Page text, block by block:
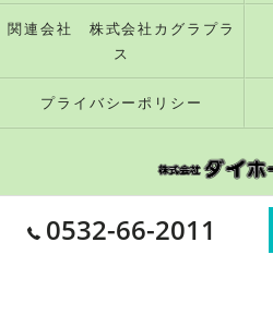
0532-66-2011
関連会社 株式会社カグラプラ
ス
プライバシーポリシー
© 2026 愛知県豊橋市の電気屋なら株式
RESERVED.